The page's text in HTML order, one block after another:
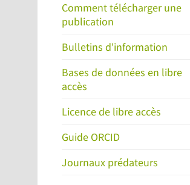
Comment télécharger une
publication
Bulletins d'information
Bases de données en libre
accès
Licence de libre accès
Guide ORCID
Journaux prédateurs